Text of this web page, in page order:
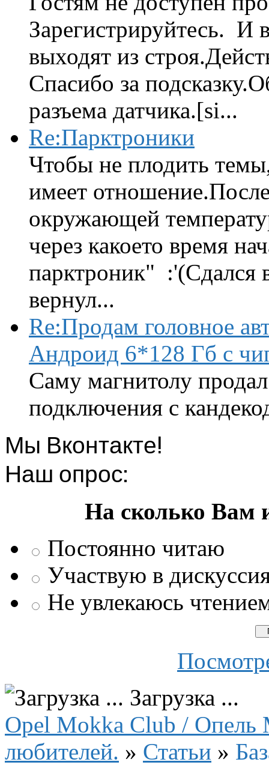
Зарегистрируйтесь. И
выходят из
Спасибо за
разъема датчика.[si...
Re:Парктроники
Чтобы не плодить
имеет
окружающей
через какоето время
парктроник" :'(Сдался
вернул...
Re:Продам головное
Андроид 6*128 Гб с
Саму магнитолу
подключения с
Мы Вконтакте!
Наш опрос:
На сколько Вам
Постоянно читаю
Участвую в
Не увлекаюсь
Загрузка ...
Opel Mokka Club / Опель
любителей. » Статьи »